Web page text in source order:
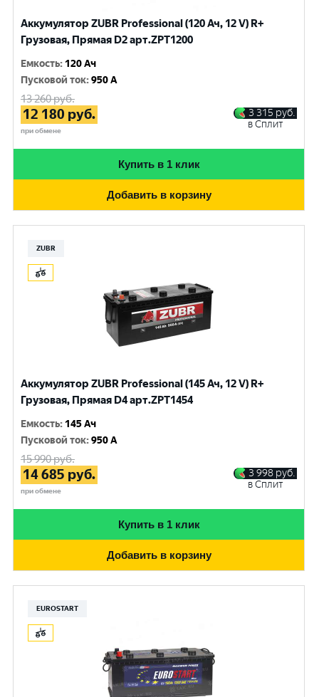
Аккумулятор ZUBR Professional (120 Ач, 12 V) R+
Грузовая, Прямая D2 арт.ZPT1200
Емкость: 120 Ач
Пусковой ток:950 A
13 260руб.
12 180 руб.
при обмене
3 315 руб.
в Сплит
Купить в 1 клик
Добавить в корзину
ZUBR
Аккумулятор ZUBR Professional (145 Ач, 12 V) R+
Грузовая, Прямая D4 арт.ZPT1454
Емкость: 145 Ач
Пусковой ток:950 A
15 990руб.
14 685 руб.
при обмене
3 998 руб.
в Сплит
Купить в 1 клик
Добавить в корзину
EUROSTART